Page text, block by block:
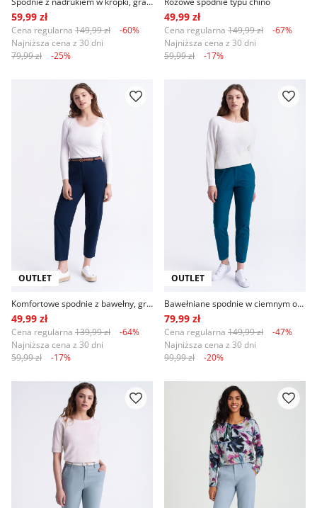
59,99 zł
Cena regularna 149,99 zł
-60%
Najniższa cena z 30 dni
79,99 zł
-25%
49,99 zł
Cena regularna 149,99 zł
-67%
Najniższa cena z 30 dni
59,99 zł
-17%
OUTLET
Komfortowe spodnie z bawełny, granat
49,99 zł
Cena regularna 139,99 zł
-64%
Najniższa cena z 30 dni
59,99 zł
-17%
OUTLET
Bawełniane spodnie w ciemnym odcieniu turkusu
79,99 zł
Cena regularna 149,99 zł
-47%
Najniższa cena z 30 dni
99,99 zł
-20%